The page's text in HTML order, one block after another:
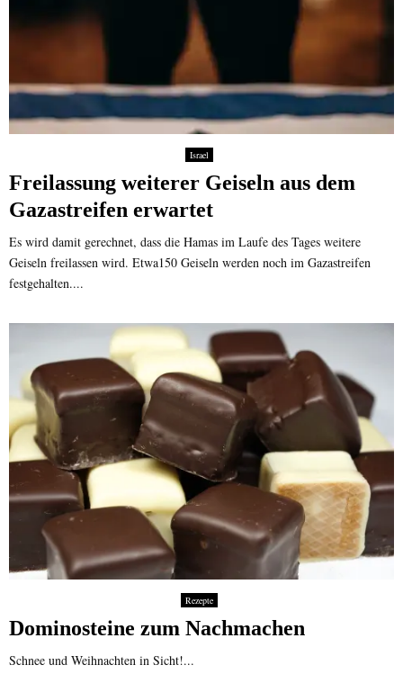
Israel
Freilassung weiterer Geiseln aus dem
Gazastreifen erwartet
Es wird damit gerechnet, dass die Hamas im Laufe des Tages weitere
Geiseln freilassen wird. Etwa150 Geiseln werden noch im Gazastreifen
festgehalten....
Rezepte
Dominosteine zum Nachmachen
Schnee und Weihnachten in Sicht!...